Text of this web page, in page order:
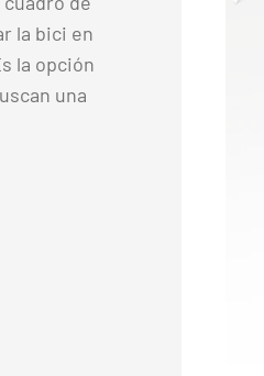
la bici en
la opción
una